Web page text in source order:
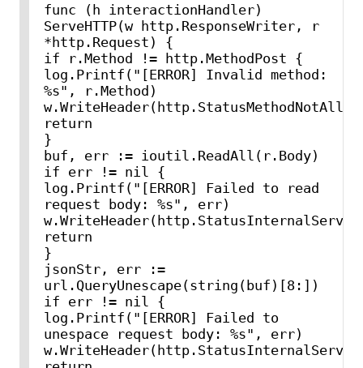
func (h interactionHandler)
ServeHTTP(w http.ResponseWriter, r
*http.Request) {
if r.Method != http.MethodPost {
log.Printf("[ERROR] Invalid method:
%s", r.Method)
return
}
buf, err := ioutil.ReadAll(r.Body)
if err != nil {
log.Printf("[ERROR] Failed to read
request body: %s", err)
return
}
jsonStr, err :=
url.QueryUnescape(string(buf)[8:])
if err != nil {
log.Printf("[ERROR] Failed to
unespace request body: %s", err)